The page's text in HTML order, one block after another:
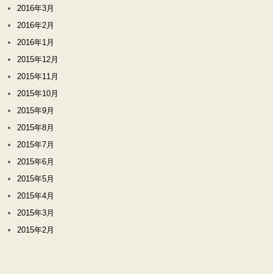
2016年3月
2016年2月
2016年1月
2015年12月
2015年11月
2015年10月
2015年9月
2015年8月
2015年7月
2015年6月
2015年5月
2015年4月
2015年3月
2015年2月